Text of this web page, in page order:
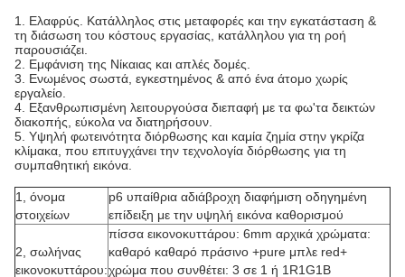
1. Ελαφρύς. Κατάλληλος στις μεταφορές και την εγκατάσταση &
τη διάσωση του κόστους εργασίας, κατάλληλου για τη ροή
παρουσιάζει.
2. Εμφάνιση της Νίκαιας και απλές δομές.
3. Ενωμένος σωστά, εγκεστημένος & από ένα άτομο χωρίς
εργαλείο.
4. Εξανθρωπισμένη λειτουργούσα διεπαφή με τα φω'τα δεικτών
διακοπής, εύκολα να διατηρήσουν.
5. Υψηλή φωτεινότητα διόρθωσης και καμία ζημία στην γκρίζα
κλίμακα, που επιτυγχάνει την τεχνολογία διόρθωσης για τη
συμπαθητική εικόνα.
1, όνομα
στοιχείων
p6 υπαίθρια αδιάβροχη διαφήμιση οδηγημένη
επίδειξη με την υψηλή εικόνα καθορισμού
2, σωλήνας
εικονοκυττάρου:
πίσσα εικονοκυττάρου: 6mm αρχικά χρώματα:
καθαρό καθαρό πράσινο +pure μπλε red+
χρώμα που συνθέτει: 3 σε 1 ή 1R1G1B